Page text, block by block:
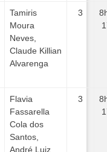
Tamiris
Moura
Neves,
Claude Killian
Alvarenga
3
Flavia
Fassarella
Cola dos
Santos,
André Luiz
3